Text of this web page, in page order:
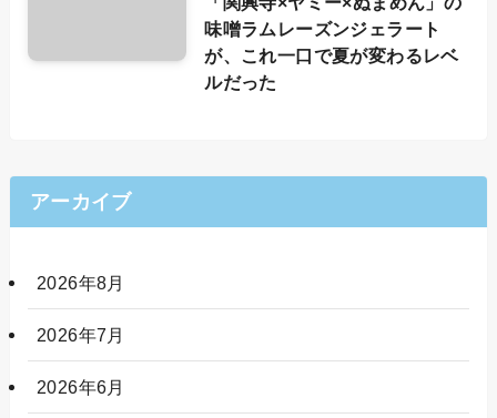
味噌ラムレーズンジェラート
が、これ一口で夏が変わるレベ
ルだった
アーカイブ
2026年8月
2026年7月
2026年6月